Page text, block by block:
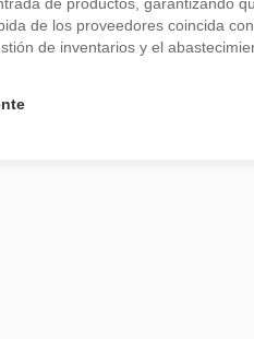
de los proveedores coincida
de inventarios y el